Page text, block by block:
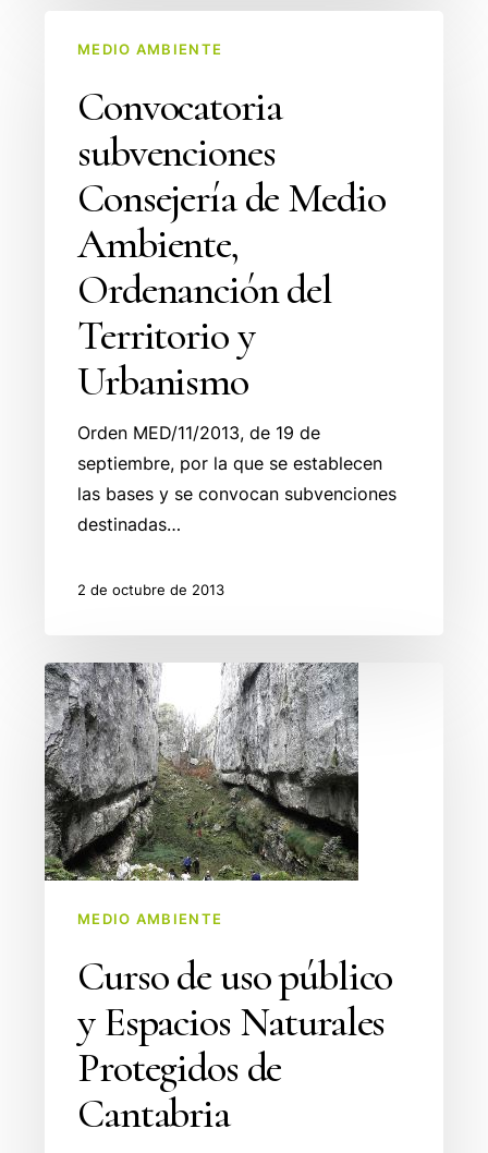
subvenciones
Medio
Ordenanción
Urbanismo
MEDIO AMBIENTE
Convocatoria
subvenciones
Consejería de Medio
Ambiente,
Ordenanción del
Territorio y
Urbanismo
Orden MED/11/2013, de 19 de
septiembre, por la que se establecen
las bases y se convocan subvenciones
destinadas…
2 de octubre de 2013
Curso
de
uso
público
y
Espacios
Naturales
MEDIO AMBIENTE
Curso de uso público
y Espacios Naturales
Protegidos de
Cantabria